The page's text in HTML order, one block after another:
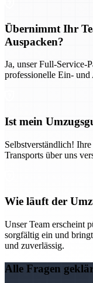
Übernimmt Ihr
Auspacken?
Ja, unser Full-Service-
professionelle Ein- und
Ist mein
Selbstverständlich!
Transports über uns
Wie läuft der
Unser Team erscheint
sorgfältig ein und
und zuverlässig.
Alle Fragen